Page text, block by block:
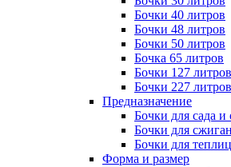
Бочки 40 литров
Бочки 48 литров
Бочки 50 литров
Бочка 65 литров
Бочки 127 литров
Бочки 227 литров
Предназначение
Бочки для сада и
Бочки для
Бочки для
Форма и размер